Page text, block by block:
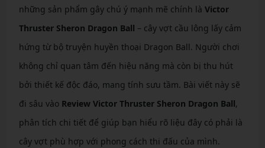
những sản phẩm gây chú ý mạnh mẽ chính là Victor
Thruster Sheron Dragon Ball – cây vợt cầu lông lấy cảm
hứng từ bộ truyện huyền thoại Dragon Ball. Người chơi
không chỉ quan tâm đến hiệu năng mà còn bị thu hút
bởi thiết kế độc đáo, mang tính sưu tầm. Bài viết này sẽ
đi sâu vào Review Victor Thruster Sheron Dragon Ball,
phân tích chi tiết để giúp bạn hiểu rõ liệu đây có phải là
cây vợt phù hợp với phong cách thi đấu của mình.